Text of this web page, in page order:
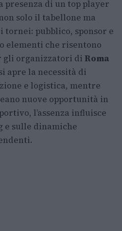
presenza di un top player
solo il tabellone ma
pubblico, sponsor e
elementi che risentono
gli organizzatori di Roma
apre la necessità di
e logistica, mentre
nuove opportunità in
l’assenza influisce
e sulle dinamiche